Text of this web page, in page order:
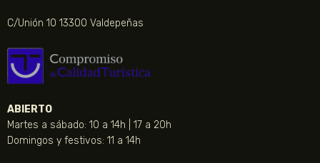
C/Unión 10 13300 Valdepeñas
ABIERTO
Martes a sábado: 10 a 14h | 17 a 20h
Domingos y festivos: 11 a 14h